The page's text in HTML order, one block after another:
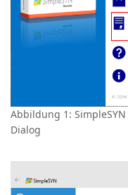
Abbildung 1:
Dialog